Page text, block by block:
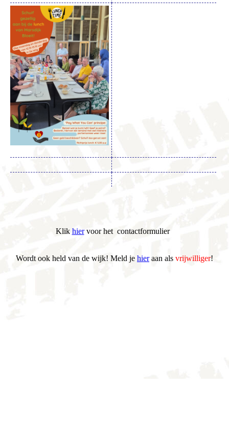
Klik hiervoor het contactformulier
Wordt ook held van de wijk! Meld je hieraan als vrijwilliger!